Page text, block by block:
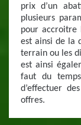
prix d’un
plusieurs
pour
est ainsi de la
terrain ou les
est ainsi
faut du
d’effectuer
offres.